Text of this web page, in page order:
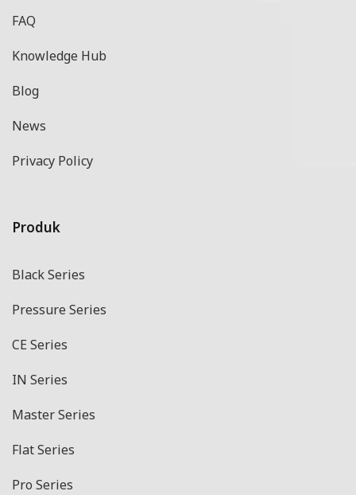
FAQ
Knowledge Hub
Blog
News
Privacy Policy
Produk
Black Series
Pressure Series
CE Series
IN Series
Master Series
Flat Series
Pro Series